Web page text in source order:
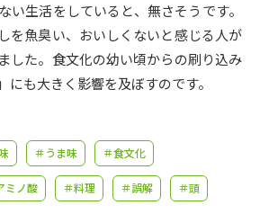
発見 学問検索
見
義」 学問分野解説
夢ナビライブ
い生活をしていると、無さそうです。
を魚臭い、おいしくないと感じる人が
した。食文化の幼い頃からの刷り込み
にも大きく影響を及ぼすのです。
＃うま味 ＃食文化
ミノ酸 ＃料理 ＃誤解 ＃頭